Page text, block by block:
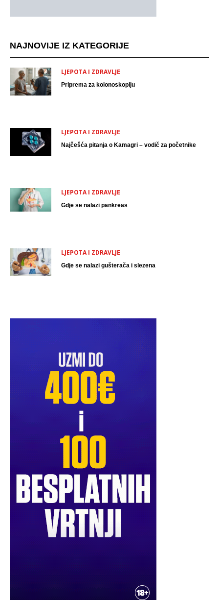
NAJNOVIJE IZ KATEGORIJE
LJEPOTA I ZDRAVLJE
Priprema za kolonoskopiju
LJEPOTA I ZDRAVLJE
Najčešća pitanja o Kamagri – vodič za početnike
LJEPOTA I ZDRAVLJE
Gdje se nalazi pankreas
LJEPOTA I ZDRAVLJE
Gdje se nalazi gušterača i slezena